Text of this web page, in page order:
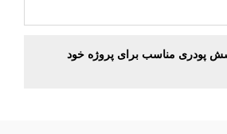
پودری مناسب برای پروژه خود